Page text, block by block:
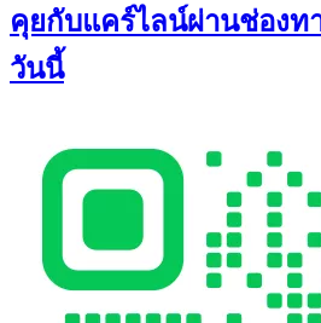
คุยกับแคร์ไลน์ผ่านช่องท
วันนี้